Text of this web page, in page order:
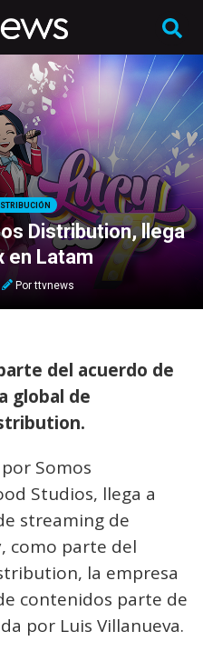
Distribution, llega
en Latam
Porttvnews
del acuerdo de
global de
Somos
Studios, llega a
streaming de
como parte del
la empresa
contenidos parte de
por Luis Villanueva.